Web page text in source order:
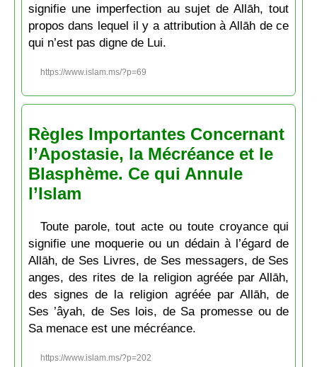
signifie une imperfection au sujet de Allāh, tout
propos dans lequel il y a attribution à Allāh de ce
qui n’est pas digne de Lui.
https://www.islam.ms/?p=69
Règles Importantes Concernant
l’Apostasie, la Mécréance et le
Blasphème. Ce qui Annule
l’Islam
Toute parole, tout acte ou toute croyance qui
signifie une moquerie ou un dédain à l’égard de
Allāh, de Ses Livres, de Ses messagers, de Ses
anges, des rites de la religion agréée par Allāh,
des signes de la religion agréée par Allāh, de
Ses ’âyah, de Ses lois, de Sa promesse ou de
Sa menace est une mécréance.
https://www.islam.ms/?p=202